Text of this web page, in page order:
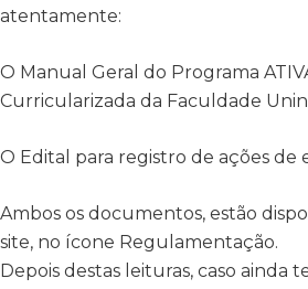
atentamente:
O Manual Geral do Programa
Curricularizada da Faculdade
O Edital para registro de ações de
Ambos os documentos, estão
site, no ícone Regulamentação.
Depois destas leituras, caso ainda